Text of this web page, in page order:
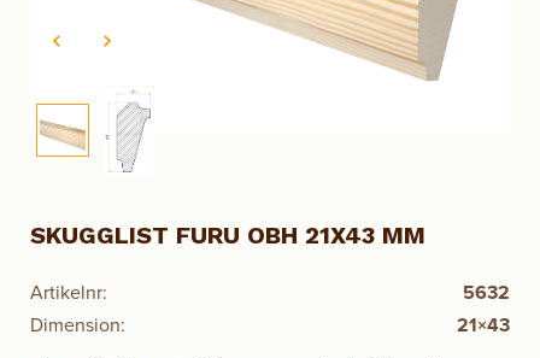
Artikelnr:
5632
Dimension:
21×43
SKUGGLIST FURU OBH 21X43 MM